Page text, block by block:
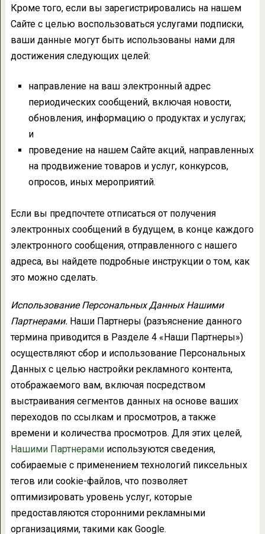
Кроме того, если вы зарегистрировались на нашем
Сайте с целью воспользоваться услугами подписки,
ваши данные могут быть использованы нами для
достижения следующих целей:
направление на ваш электронный адрес
периодических сообщений, включая новости,
обновления, информацию о продуктах и услугах;
и
проведение на нашем Сайте акций, направленных
на продвижение товаров и услуг, конкурсов,
опросов, иных мероприятий.
Если вы предпочтете отписаться от получения
электронных сообщений в будущем, в конце каждого
электронного сообщения, отправленного с нашего
адреса, вы найдете подробные инструкции о том, как
это можно сделать.
Использование Персональных Данных Нашими
Партнерами. Наши Партнеры (разъяснение данного
термина приводится в Разделе 4 «Наши Партнеры»)
осуществляют сбор и использование Персональных
Данных с целью настройки рекламного контента,
отображаемого вам, включая посредством
выстраивания сегментов данных на основе ваших
переходов по ссылкам и просмотров, а также
времени и количества просмотров. Для этих целей,
Нашими Партнерамииспользуются сведения,
собираемые с применением технологий пиксельных
тегов или cookie-файлов, что позволяет
оптимизировать уровень услуг, которые
предоставляются сторонними рекламными
организациями, такими как Google.